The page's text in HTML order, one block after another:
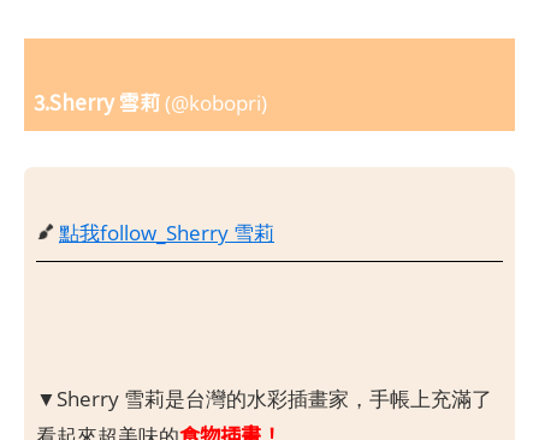
3.Sherry 雪莉(@kobopri)
點我follow_Sherry 雪莉
▼Sherry 雪莉是台灣的水彩插畫家，手帳上充滿了